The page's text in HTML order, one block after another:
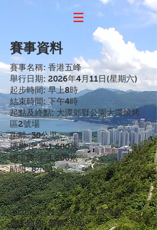
賽事資料
賽事名稱: 香港五峰
舉行日期: 2026年4月11日(星期六)
起步時間: 早上8時
結束時間: 下午4時
起點及終點: 大潭郊野公園大潭燒烤
區2號場
距離: 30公里
總攀升: 約1,600米
總下降: 約1,600米
時限: 8小時
​報名費
2026年2月1日或之前早鳥優惠
個人組別: 港幣$580